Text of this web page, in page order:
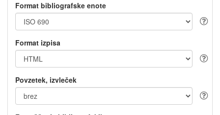
Format bibliografske enote
Format izpisa
Povzetek, izvleček